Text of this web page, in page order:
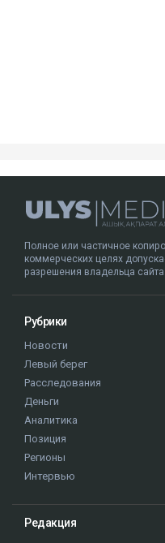
Полное или частичное
коммерческих целях
разрешения владельца сайта.
Рубрики
Новости
Левый берег
Расследования
Деньги
Аналитика
Позиция
Регионы
Интервью
Редакция